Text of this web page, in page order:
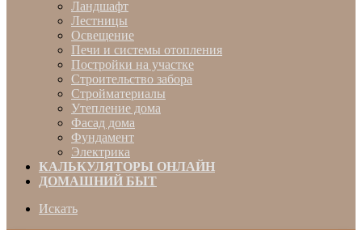
Ландшафт
Лестницы
Освещение
Печи и системы отопления
Постройки на участке
Строительство забора
Стройматериалы
Утепление дома
Фасад дома
Фундамент
Электрика
КАЛЬКУЛЯТОРЫ ОНЛАЙН
ДОМАШНИЙ БЫТ
Искать